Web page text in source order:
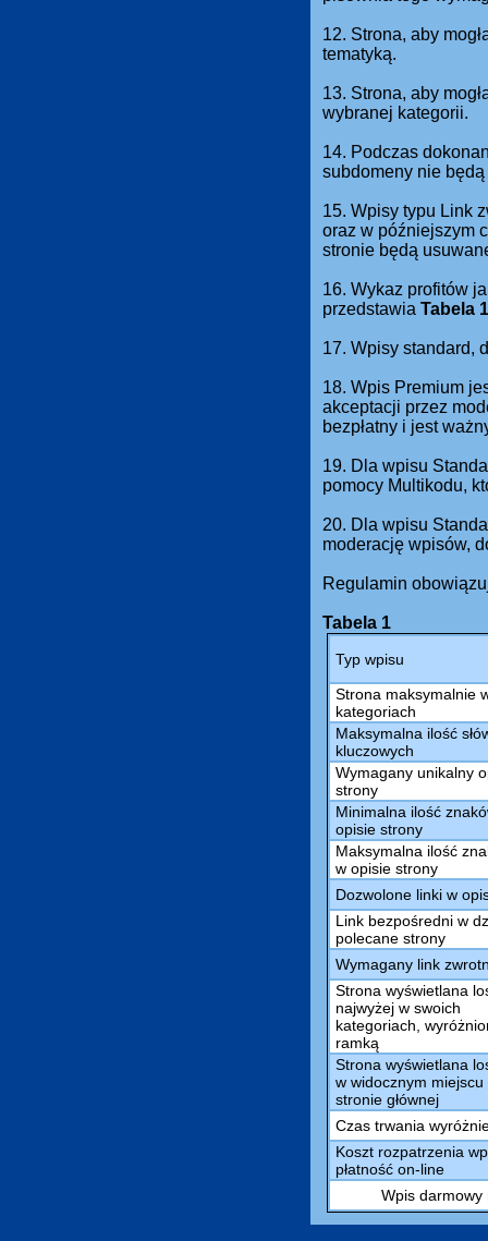
12. Strona, aby
tematyką.
13. Strona, aby
wybranej kategorii.
14. Podczas
subdomeny nie
15. Wpisy typu Link
oraz w późniejszym
stronie będą
16. Wykaz profitów
przedstawia Tabela 1
17. Wpisy standard,
18. Wpis Premium
akceptacji przez
bezpłatny i jest
19. Dla wpisu
pomocy Multikodu,
20. Dla wpisu
moderację wpisów,
Regulamin
Tabela 1
Typ wpisu
Strona maksymalnie
kategoriach
Maksymalna ilość
kluczowych
Wymagany unikalny
strony
Minimalna ilość
opisie strony
Maksymalna ilość
w opisie strony
Dozwolone linki w
Link bezpośredni w
polecane strony
Wymagany link
Strona wyświetlana
najwyżej w swoich
kategoriach,
ramką
Strona wyświetlana
w widocznym miejscu
stronie głównej
Czas trwania
Koszt rozpatrzenia
płatność on-line
Wpis darmowy